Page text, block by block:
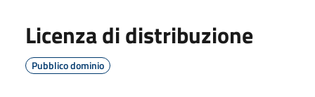
Licenza di distribuzione
Pubblico dominio